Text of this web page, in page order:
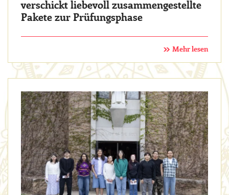
verschickt liebevoll zusammengestellte
Pakete zur Prüfungsphase
Mehr lesen